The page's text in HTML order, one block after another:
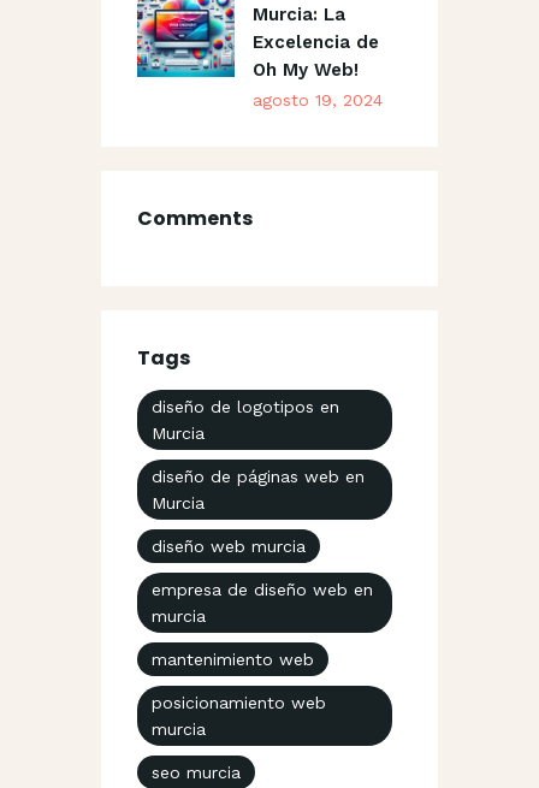
Murcia: La
Excelencia de
Oh My Web!
agosto 19, 2024
Comments
Tags
diseño de logotipos en
Murcia
diseño de páginas web en
Murcia
diseño web murcia
empresa de diseño web en
murcia
mantenimiento web
posicionamiento web
murcia
seo murcia